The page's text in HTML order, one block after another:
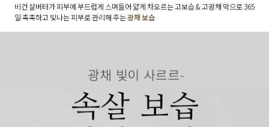
비건 살버터가 피부에 부드럽게 스며들어 얇게 차오르는 고보습 & 고광채 막으로 365
일 촉촉하고 빛나는 피부로 관리해 주는광채 보습